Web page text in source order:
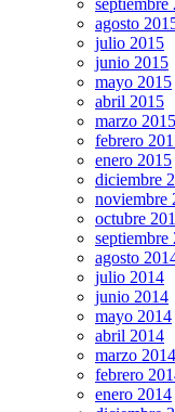
septiembre
agosto
julio 2015
junio 2015
mayo 2015
abril 2015
marzo 2015
febrero
enero 2015
diciembre
noviembre
octubre
septiembre
agosto
julio 2014
junio 2014
mayo 2014
abril 2014
marzo 2014
febrero
enero 2014